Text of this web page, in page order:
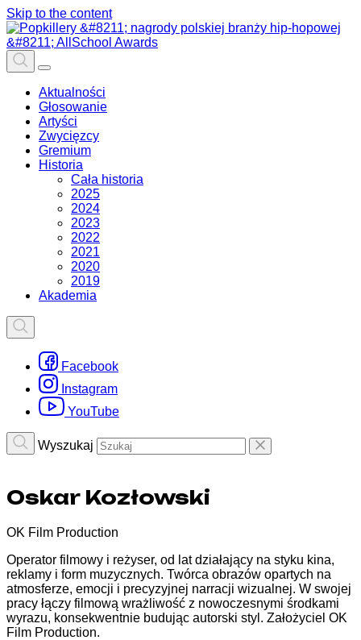
Skip to the content
Aktualności
Głosowanie
Artyści
Zwycięzcy
Gremium
Historia
Cała historia
2025
2024
2023
2022
2021
2020
2019
Akademia
Facebook
Instagram
YouTube
Wyszukaj
Oskar Kozłowski
OK Film Production
Operator filmowy i reżyser, od lat działający na styku kina,
reklamy i form muzycznych. Twórca obrazów opartych na
atmosferze, emocji i precyzyjnej narracji wizualnej. W swojej
pracy łączy filmową wrażliwość z nowoczesnymi środkami
wyrazu, konsekwentnie budując autorski styl. Założyciel OK
Film Production.